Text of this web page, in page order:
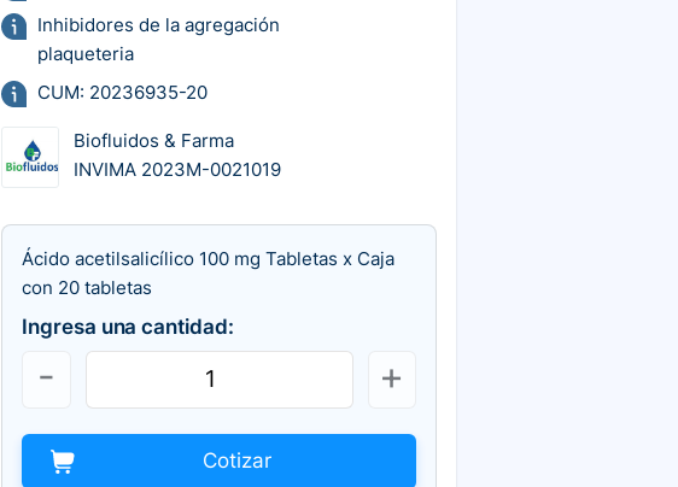
Inhibidores de la agregación
plaqueteria
CUM: 20236935-20
Biofluidos & Farma
INVIMA 2023M-0021019
Ácido acetilsalicílico 100 mg Tabletas x Caja
con 20 tabletas
Ingresa una cantidad:
Cotizar